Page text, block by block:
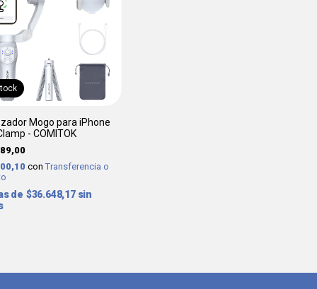
Mogo para iPhone
- COMITOK
con Transferencia o
$36.648,17 sin